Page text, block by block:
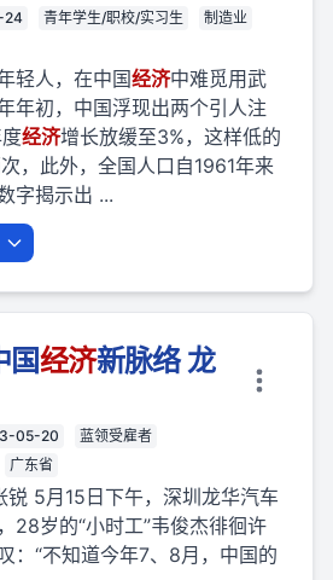
24 青年学生/职校/实习生
制造业
轻人，在中国经济中难觅用武
年初，中国浮现出两个引人注
经济增长放缓至3%，这样低的
，此外，全国人口自1961年来
字揭示出 ...
国经济新脉络 龙
05-20
蓝领受雇者
广东省
锐 5月15日下午，深圳龙华汽车
28岁的“小时工”韦俊杰徘徊许
：“不知道今年7、8月，中国的